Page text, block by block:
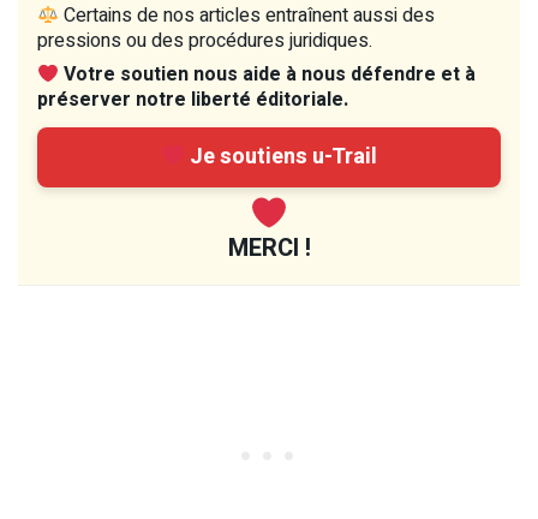
Certains de nos articles entraînent aussi des
pressions ou des procédures juridiques.
Votre soutien nous aide à nous défendre et à
préserver notre liberté éditoriale.
Je soutiens u-Trail
MERCI !